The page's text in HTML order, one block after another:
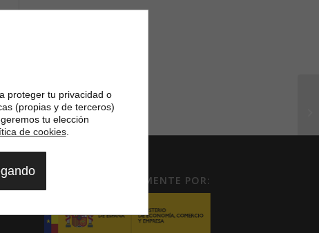
RECONOCIDO OFICIALMENTE POR:
proteger tu privacidad o
(propias y de terceros)
tu elección
de cookies.